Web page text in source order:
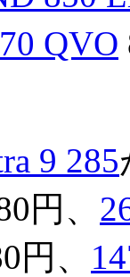
QVO
9 285
円、
円、